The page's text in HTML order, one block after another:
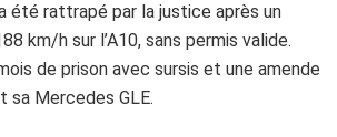
été rattrapé par la justice après un
km/h sur l’A10, sans permis valide.
de prison avec sursis et une amende
sa Mercedes GLE.